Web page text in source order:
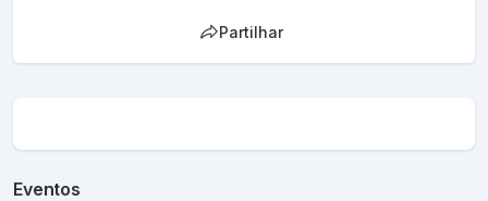
Partilhar
Eventos